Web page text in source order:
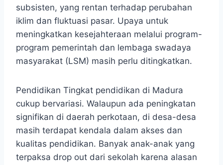
subsisten, yang rentan terhadap perubahan
iklim dan fluktuasi pasar. Upaya untuk
meningkatkan kesejahteraan melalui program-
program pemerintah dan lembaga swadaya
masyarakat (LSM) masih perlu ditingkatkan.
Pendidikan Tingkat pendidikan di Madura
cukup bervariasi. Walaupun ada peningkatan
signifikan di daerah perkotaan, di desa-desa
masih terdapat kendala dalam akses dan
kualitas pendidikan. Banyak anak-anak yang
terpaksa drop out dari sekolah karena alasan